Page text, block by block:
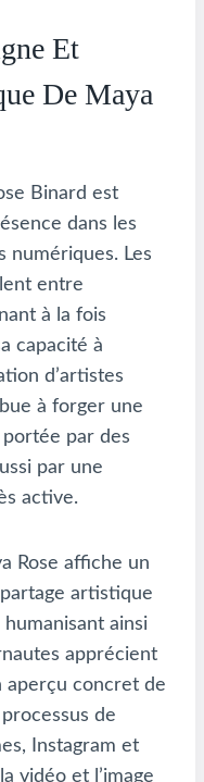
Et
De Maya
Binard est
dans les
numériques. Les
entre
à la fois
capacité à
d’artistes
à forger une
par des
par une
active.
Rose affiche un
artistique
ainsi
apprécient
concret de
de
Instagram et
vidéo et l’image